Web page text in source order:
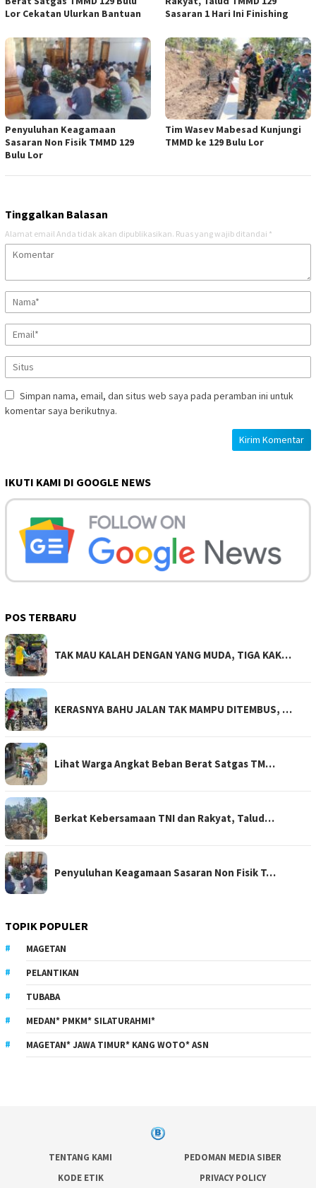
Lor Cekatan Ulurkan Bantuan
Sasaran 1 Hari Ini Finishing
Penyuluhan Keagamaan
Sasaran Non Fisik TMMD 129
Bulu Lor
Tim Wasev Mabesad Kunjungi
TMMD ke 129 Bulu Lor
Tinggalkan Balasan
Alamat email Anda tidak akan dipublikasikan. Ruas yang wajib ditandai *
Simpan nama, email, dan situs web saya pada peramban ini untuk
komentar saya berikutnya.
IKUTI KAMI DI GOOGLE NEWS
POS TERBARU
TAK MAU KALAH DENGAN YANG MUDA, TIGA KAK…
KERASNYA BAHU JALAN TAK MAMPU DITEMBUS, …
Lihat Warga Angkat Beban Berat Satgas TM…
Berkat Kebersamaan TNI dan Rakyat, Talud…
Penyuluhan Keagamaan Sasaran Non Fisik T…
TOPIK POPULER
MAGETAN
PELANTIKAN
TUBABA
MEDAN* PMKM* SILATURAHMI*
MAGETAN* JAWA TIMUR* KANG WOTO* ASN
TENTANG KAMI
PEDOMAN MEDIA SIBER
KODE ETIK
PRIVACY POLICY